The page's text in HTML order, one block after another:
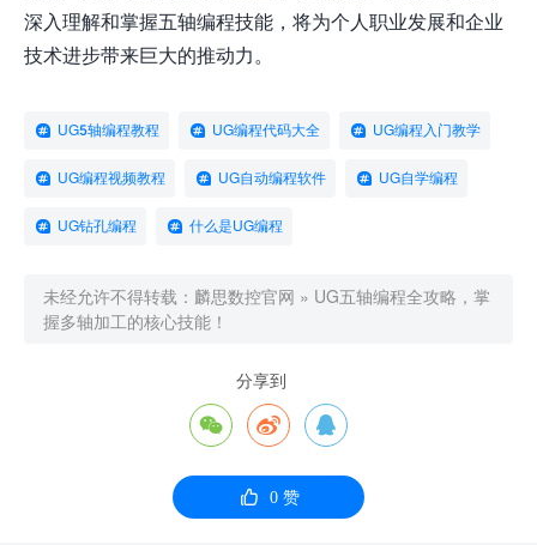
深入理解和掌握五轴编程技能，将为个人职业发展和企业
技术进步带来巨大的推动力。
UG5轴编程教程 UG编程代码大全 UG编程入门教学
UG编程视频教程 UG自动编程软件 UG自学编程
UG钻孔编程 什么是UG编程
未经允许不得转载： 麟思数控官网 » UG五轴编程全攻略，掌
握多轴加工的核心技能！
分享到
  
 0赞